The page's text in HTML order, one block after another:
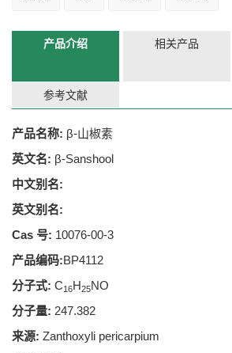
产品介绍 相关产品
参考文献
产品名称: β-山椒素
英文名: β-Sanshool
中文别名:
英文别名:
Cas 号: 10076-00-3
产品编码:BP4112
分子式: C16H25NO
分子量: 247.382
来源: Zanthoxyli pericarpium